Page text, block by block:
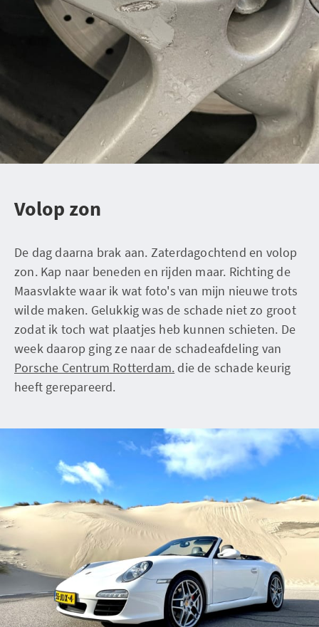
Volop zon
De dag daarna brak aan. Zaterdagochtend en volop
zon. Kap naar beneden en rijden maar. Richting de
Maasvlakte waar ik wat foto's van mijn nieuwe trots
wilde maken. Gelukkig was de schade niet zo groot
zodat ik toch wat plaatjes heb kunnen schieten. De
week daarop ging ze naar de schadeafdeling van
Porsche Centrum Rotterdam. die de schade keurig
heeft gerepareerd.